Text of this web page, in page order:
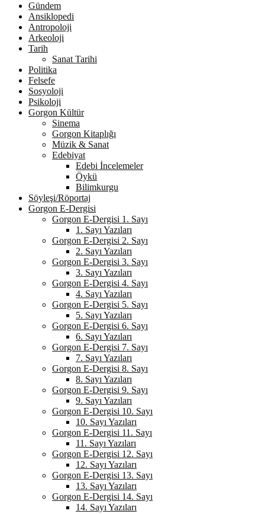
Gündem
Ansiklopedi
Antropoloji
Arkeoloji
Tarih
Sanat Tarihi
Politika
Felsefe
Sosyoloji
Psikoloji
Gorgon Kültür
Sinema
Gorgon Kitaplığı
Müzik & Sanat
Edebiyat
Edebi İncelemeler
Öykü
Bilimkurgu
Söyleşi/Röportaj
Gorgon E-Dergisi
Gorgon E-Dergisi 1. Sayı
1. Sayı Yazıları
Gorgon E-Dergisi 2. Sayı
2. Sayı Yazıları
Gorgon E-Dergisi 3. Sayı
3. Sayı Yazıları
Gorgon E-Dergisi 4. Sayı
4. Sayı Yazıları
Gorgon E-Dergisi 5. Sayı
5. Sayı Yazıları
Gorgon E-Dergisi 6. Sayı
6. Sayı Yazıları
Gorgon E-Dergisi 7. Sayı
7. Sayı Yazıları
Gorgon E-Dergisi 8. Sayı
8. Sayı Yazıları
Gorgon E-Dergisi 9. Sayı
9. Sayı Yazıları
Gorgon E-Dergisi 10. Sayı
10. Sayı Yazıları
Gorgon E-Dergisi 11. Sayı
11. Sayı Yazıları
Gorgon E-Dergisi 12. Sayı
12. Sayı Yazıları
Gorgon E-Dergisi 13. Sayı
13. Sayı Yazıları
Gorgon E-Dergisi 14. Sayı
14. Sayı Yazıları